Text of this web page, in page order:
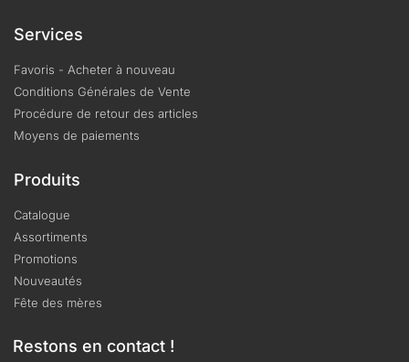
Services
Favoris - Acheter à nouveau
Conditions Générales de Vente
Procédure de retour des articles
Moyens de paiements
Produits
Catalogue
Assortiments
Promotions
Nouveautés
Fête des mères
Restons en contact !